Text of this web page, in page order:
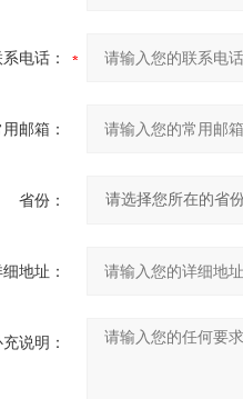
电话：
邮箱：
省份：
地址：
说明：